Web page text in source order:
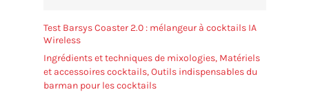
Test Barsys Coaster 2.0 : mélangeur à cocktails IA
Wireless
Ingrédients et techniques de mixologies, Matériels
et accessoires cocktails,Outils indispensables du
barman pour les cocktails